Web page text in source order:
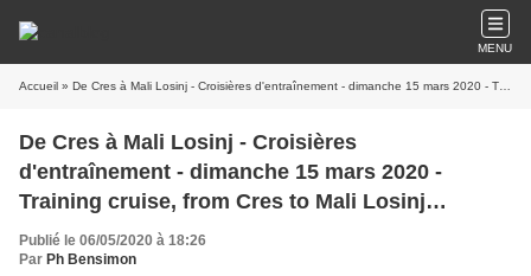
MENU
Accueil » De Cres à Mali Losinj - Croisières d'entraînement - dimanche 15 mars 2020 - Training cruise, from Cres to Mali Losinj (Croatia)
De Cres à Mali Losinj - Croisières
d'entraînement - dimanche 15 mars 2020 -
Training cruise, from Cres to Mali Losinj
(Croatia)
Publié le 06/05/2020 à 18:26
Par Ph Bensimon